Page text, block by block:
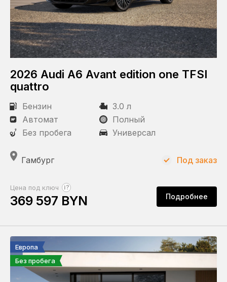
Кабриолет
Свернуть
Топливо
Бензин
Электричество
Дизель
Объем двигателя
Состояние
Новый
Статус
Под заказ
В наличии
2026 Audi A6 Avant edition one TFSI
quattro
Бензин
3.0 л
Автомат
Полный
Без пробега
Универсал
Гамбург
Цена под ключ ?
369 597 BYN Подробнее
Под заказ
Европа
Без пробега